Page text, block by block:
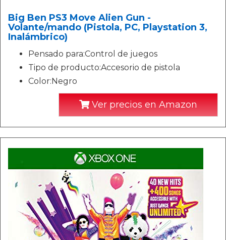
Big Ben PS3 Move Alien Gun -
Volante/mando (Pistola, PC, Playstation 3,
Inalámbrico)
Pensado para:Control de juegos
Tipo de producto:Accesorio de pistola
Color:Negro
Ver precios en Amazon